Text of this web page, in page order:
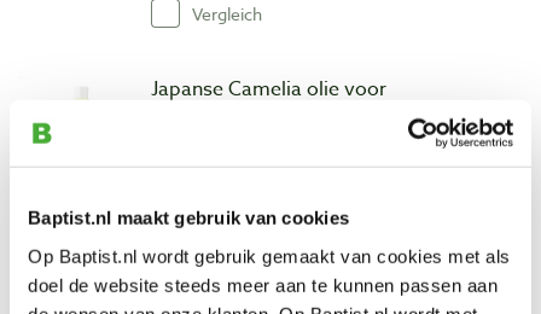
Baptist.nl maakt gebruik van cookies
Op Baptist.nl wordt gebruik gemaakt van cookies met als
doel de website steeds meer aan te kunnen passen aan
Vergleich
Japanse Camelia olie voor
€ 8,02 ohne MwSt
Auf Lager
Vergleich